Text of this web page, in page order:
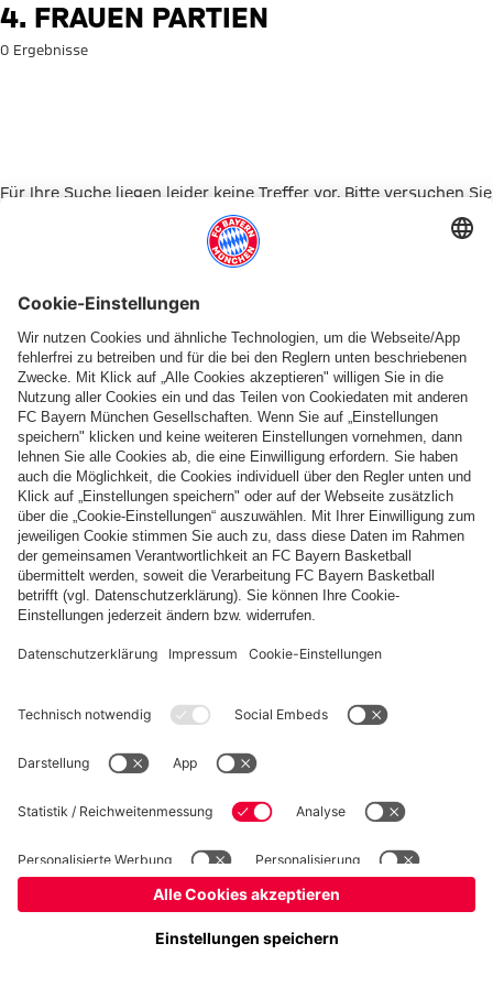
Suche: 4. Frauen Partien
4. FRAUEN PARTIEN
0 Ergebnisse
Für Ihre Suche liegen leider keine Treffer vor. Bitte versuchen Sie
Zur Startseite
Basketball Frauen Handball Schach Schiedsrichter
Seniorenfußball
Tischtennis
Impressum Datenschutz Nutzungsbedingungen Barrierefreiheit